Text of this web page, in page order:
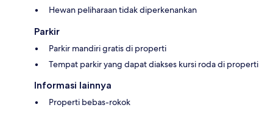
Hewan peliharaan tidak diperkenankan
Parkir
Parkir mandiri gratis di properti
Tempat parkir yang dapat diakses kursi roda di properti
Informasi lainnya
Properti bebas-rokok